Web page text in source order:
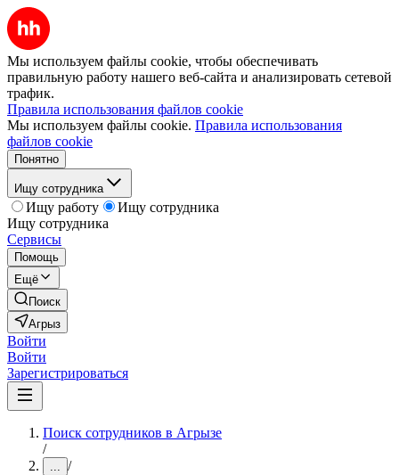
Мы используем файлы cookie, чтобы обеспечивать
правильную работу нашего веб-сайта и анализировать сетевой
трафик.
Правила использования файлов cookie
Мы используем файлы cookie. Правила использования
файлов cookie
Понятно
Ищу сотрудника
Ищу работу
Ищу сотрудника
Ищу сотрудника
Сервисы
Помощь
Ещё
Поиск
Агрыз
Войти
Войти
Зарегистрироваться
Поиск сотрудников в Агрызе
/
... /